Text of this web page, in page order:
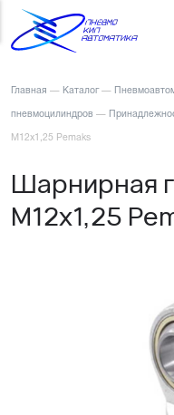
Главная — Каталог —
пневмоцилиндров —
M12x1,25 Pemaks
Шарнирная
M12x1,25